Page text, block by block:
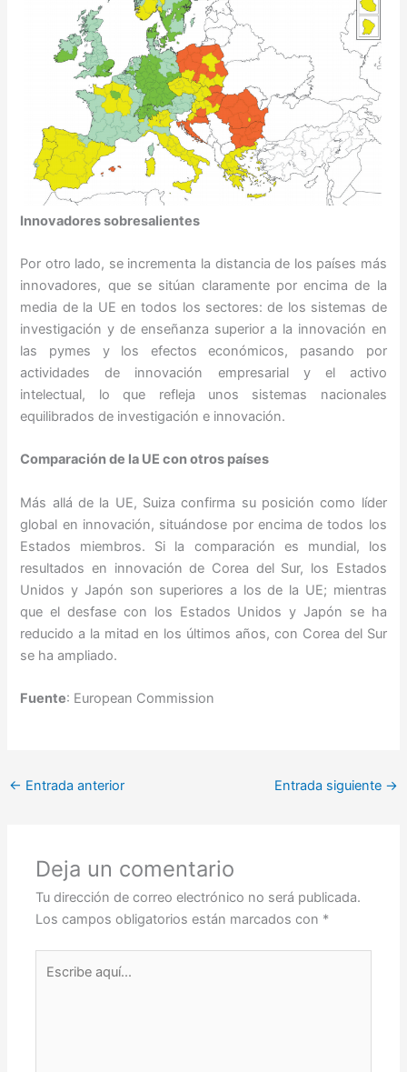
Innovadores sobresalientes
Por otro lado, se incrementa la distancia de los países más
innovadores, que se sitúan claramente por encima de la
media de la UE en todos los sectores: de los sistemas de
investigación y de enseñanza superior a la innovación en
las pymes y los efectos económicos, pasando por
actividades de innovación empresarial y el activo
intelectual, lo que refleja unos sistemas nacionales
equilibrados de investigación e innovación.
Comparación de la UE con otros países
Más allá de la UE, Suiza confirma su posición como líder
global en innovación, situándose por encima de todos los
Estados miembros. Si la comparación es mundial, los
resultados en innovación de Corea del Sur, los Estados
Unidos y Japón son superiores a los de la UE; mientras
que el desfase con los Estados Unidos y Japón se ha
reducido a la mitad en los últimos años, con Corea del Sur
se ha ampliado.
Fuente: European Commission
← Entrada anterior Entrada siguiente →
Deja un comentario
Tu dirección de correo electrónico no será publicada.
Los campos obligatorios están marcados con *
aquí...